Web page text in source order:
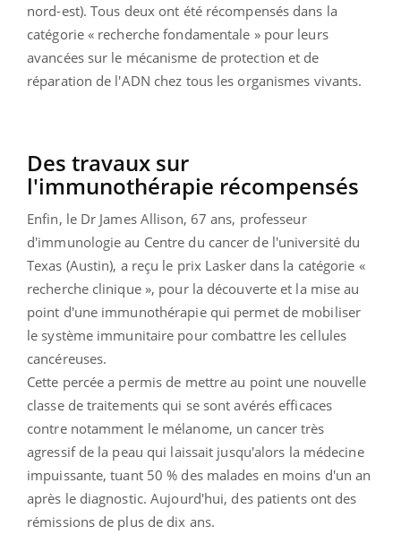
nord-est). Tous deux ont été récompensés dans la
catégorie « recherche fondamentale » pour leurs
avancées sur le mécanisme de protection et de
réparation de l'ADN chez tous les organismes vivants.
Des travaux sur
l'immunothérapie récompensés
Enfin, le Dr James Allison, 67 ans, professeur
d'immunologie au Centre du cancer de l'université du
Texas (Austin), a reçu le prix Lasker dans la catégorie «
recherche clinique », pour la découverte et la mise au
point d'une immunothérapie qui permet de mobiliser
le système immunitaire pour combattre les cellules
cancéreuses.
Cette percée a permis de mettre au point une nouvelle
classe de traitements qui se sont avérés efficaces
contre notamment le mélanome, un cancer très
agressif de la peau qui laissait jusqu'alors la médecine
impuissante, tuant 50 % des malades en moins d'un an
après le diagnostic. Aujourd'hui, des patients ont des
rémissions de plus de dix ans.